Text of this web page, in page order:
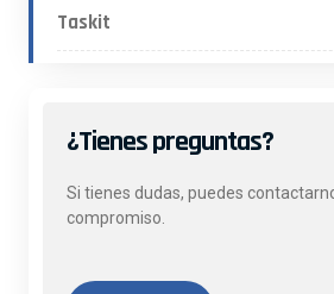
Taskit
¿Tienes preguntas?
Si tienes dudas, puedes
compromiso.